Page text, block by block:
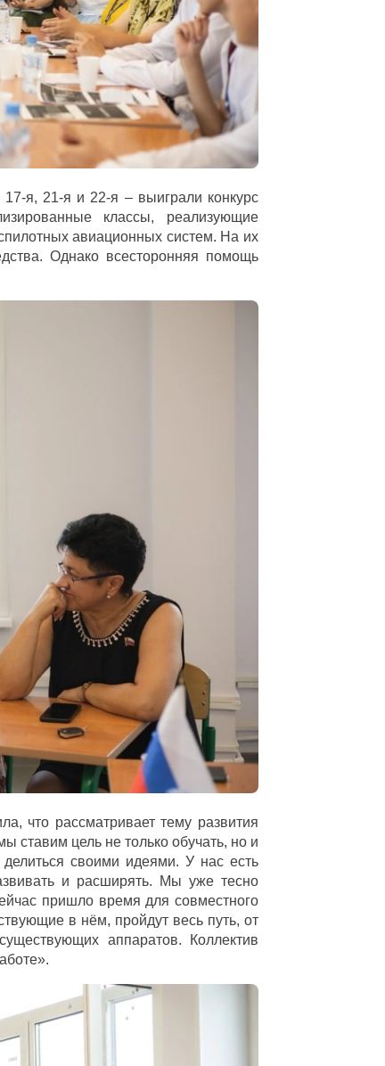
я, 21-я и 22-я – выиграли конкурс
классы, реализующие
авиационных систем. На их
Однако всесторонняя помощь
что рассматривает тему развития
ставим цель не только обучать, но и
своими идеями. У нас есть
и расширять. Мы уже тесно
пришло время для совместного
в нём, пройдут весь путь, от
аппаратов. Коллектив